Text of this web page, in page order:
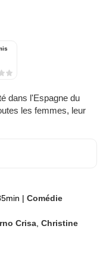
dans l'Espagne du
les femmes, leur
| Comédie
Crisa ,Christine